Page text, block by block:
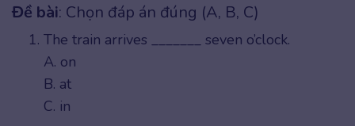
Đề bài: Chọn đáp án đúng (A, B, C)
The train arrives _______ seven o’clock.
A. on
B. at
C. in